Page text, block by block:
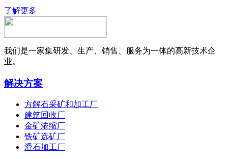
了解更多
我们是一家集研发、生产、销售、服务为一体的高新技术企
业。
解决方案
方解石采矿和加工厂
建筑回收厂
金矿浓缩厂
铁矿选矿厂
滑石加工厂